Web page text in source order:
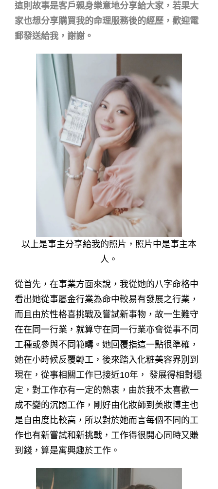
這則故事是客戶親身樂意地分享給大家，若果大
家也想分享購買我的命理服務後的經歷，歡迎電
郵發送給我，謝謝。
以上是事主分享給我的照片，照片中是事主本
人。
從首先，在事業方面來說，我從她的八字命格中
看出她從事屬金行業為命中較易有發展之行業，
而且由於性格喜挑戰及嘗試新事物，故一生難守
在在同一行業，就算守在同一行業亦會從事不同
工種或參與不同範疇。她回覆指這一點很準確，
她在小時候反覆轉工，後來踏入化粧美容界別到
現在，從事相關工作已接近10年， 發展得相對穩
定，對工作亦有一定的熱衷，由於我不太喜歡一
成不變的沉悶工作，剛好由化妝師到美妝博主也
是自由度比較高，所以對於她而言每個不同的工
作也有新嘗試和新挑戰，工作得很開心同時又賺
到錢，算是寓興趣於工作。